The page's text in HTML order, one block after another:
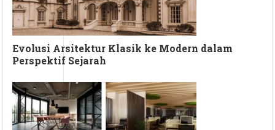
Evolusi Arsitektur Klasik ke Modern dalam
Perspektif Sejarah